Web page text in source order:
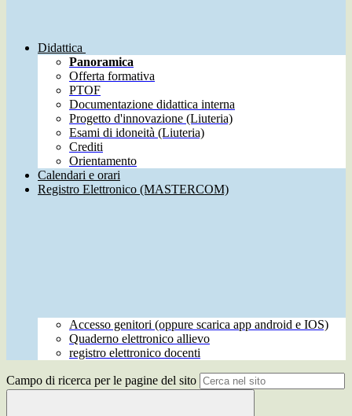
Didattica
Panoramica
Offerta formativa
PTOF
Documentazione didattica interna
Progetto d'innovazione (Liuteria)
Esami di idoneità (Liuteria)
Crediti
Orientamento
Calendari e orari
Registro Elettronico (MASTERCOM)
Accesso genitori (oppure scarica app android e IOS)
Quaderno elettronico allievo
registro elettronico docenti
Campo di ricerca per le pagine del sito